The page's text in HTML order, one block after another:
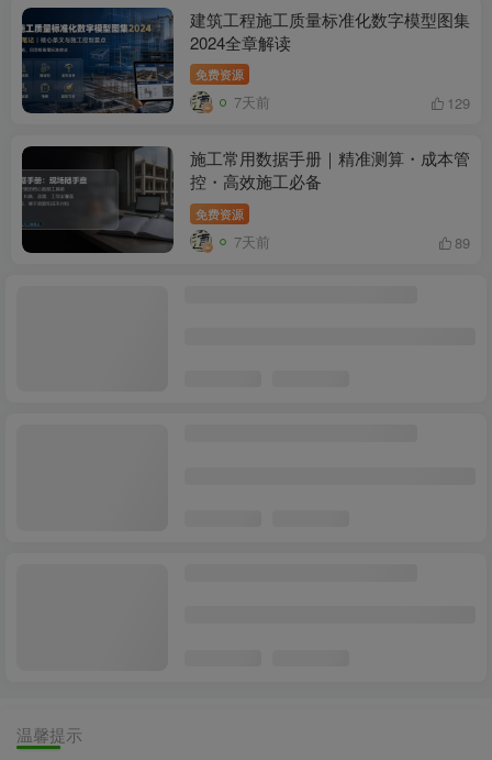
建筑工程施工质量标准化数字模型图集
2024全章解读
免费资源
7天前 129
施工常用数据手册｜精准测算・成本管
控・高效施工必备
免费资源
7天前 89
温馨提示